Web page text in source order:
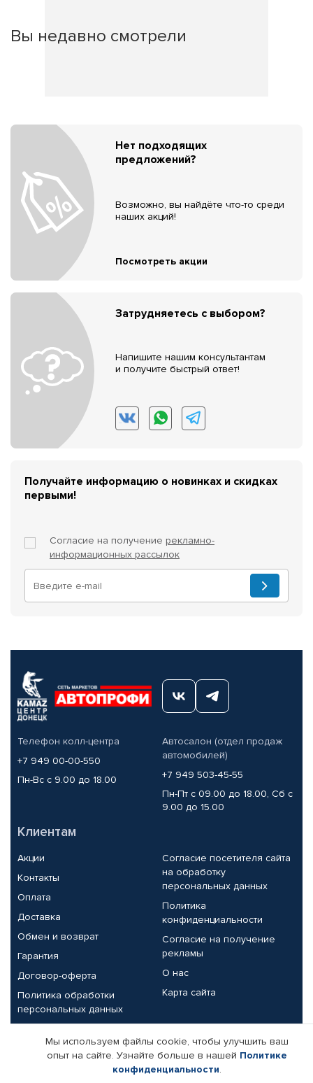
Вы недавно смотрели
Нет подходящих
предложений?
Возможно, вы найдёте что-то среди
наших акций!
Посмотреть акции
Затрудняетесь с выбором?
Напишите нашим консультантам
и получите быстрый ответ!
Получайте информацию о новинках и скидках
первыми!
Согласие на получение рекламно-
информационных рассылок
Телефон колл-центра
+7 949 00-00-550
Пн-Вс с 9.00 до 18.00
Автосалон (отдел продаж
автомобилей)
+7 949 503-45-55
Пн-Пт с 09.00 до 18.00, Сб с
9.00 до 15.00
Клиентам
Акции
Контакты
Оплата
Доставка
Обмен и возврат
Гарантия
Договор-оферта
Политика обработки
персональных данных
Согласие посетителя сайта
на обработку
персональных данных
Политика
конфиденциальности
Согласие на получение
рекламы
О нас
Карта сайта
Партнерам
Корпоративным клиентам
Реквизиты компании
Мы используем файлы cookie, чтобы улучшить ваш
опыт на сайте. Узнайте больше в нашей Политике
конфиденциальности.